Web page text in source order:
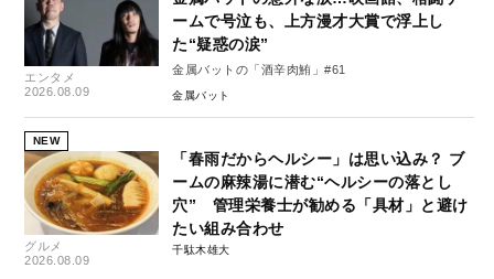
エンタメ
2026.08.09
ームで号泣も、上方漫才大賞で浮上し
た“疑惑の涙”
金属バットの「酒辛肉鮪」#61
金属バット
NEW
グルメ
2026.08.09
「春雨だからヘルシー」は思い込み？ ブ
ームの麻辣湯に潜む“ヘルシーの落とし
穴” 管理栄養士が勧める「具材」と避け
たい組み合わせ
千駄木雄大